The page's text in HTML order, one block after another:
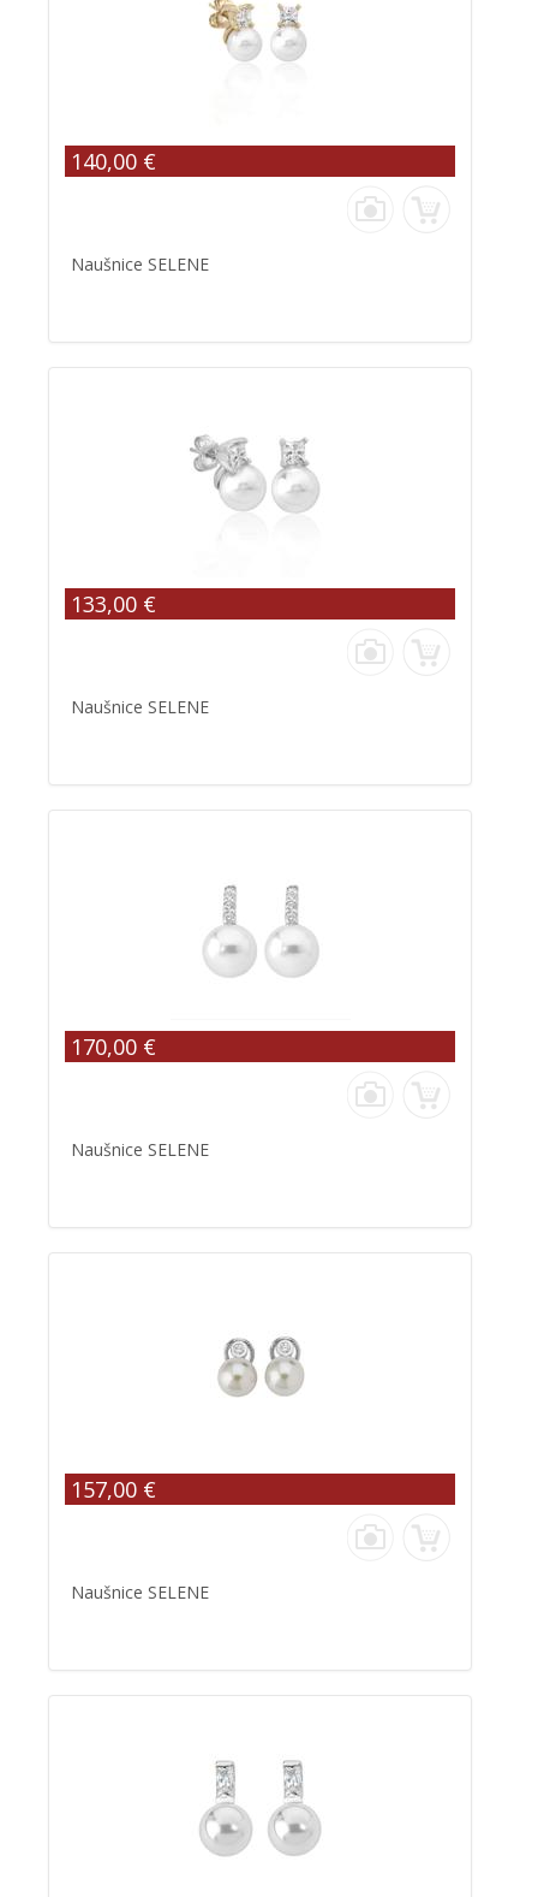
140,00 €
Naušnice SELENE
133,00 €
Naušnice SELENE
170,00 €
Naušnice SELENE
157,00 €
Naušnice SELENE